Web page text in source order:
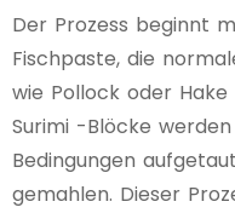
Der Prozess beginnt
Fischpaste, die
wie Pollock oder
Surimi -Blöcke
Bedingungen
gemahlen. Dieser